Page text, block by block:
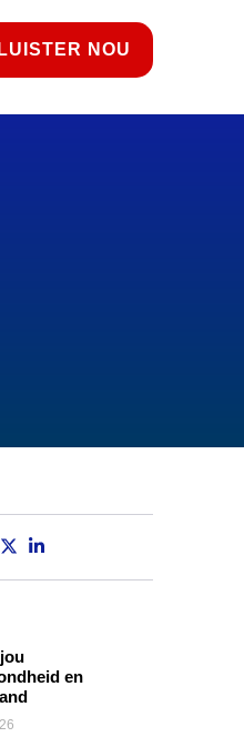
LUISTER NOU
en